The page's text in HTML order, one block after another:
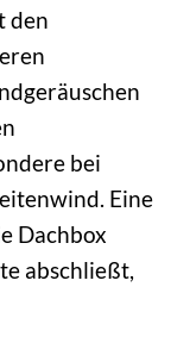
den
bei
Eine
Dachbox
abschließt,